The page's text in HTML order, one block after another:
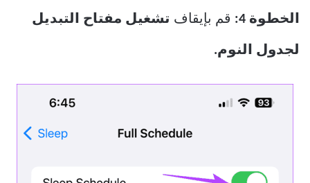
الخطوة 4: قم بإيقاف تشغيل مفتاح التبديل
لجدول النوم.